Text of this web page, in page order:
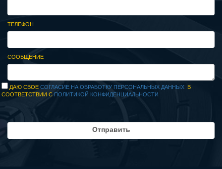
ТЕЛЕФОН
СООБЩЕНИЕ
ДАЮ СВОЕСОГЛАСИЕ НА ОБРАБОТКУ ПЕРСОНАЛЬНЫХ ДАННЫХ В
СООТВЕТСТВИИ СПОЛИТИКОЙ КОНФИДЕНЦИАЛЬНОСТИ